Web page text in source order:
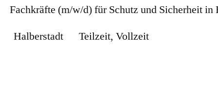
Fachkräfte (m/w/d) für Schutz und Sicherheit in
Halberstadt
Teilzeit, Vollzeit